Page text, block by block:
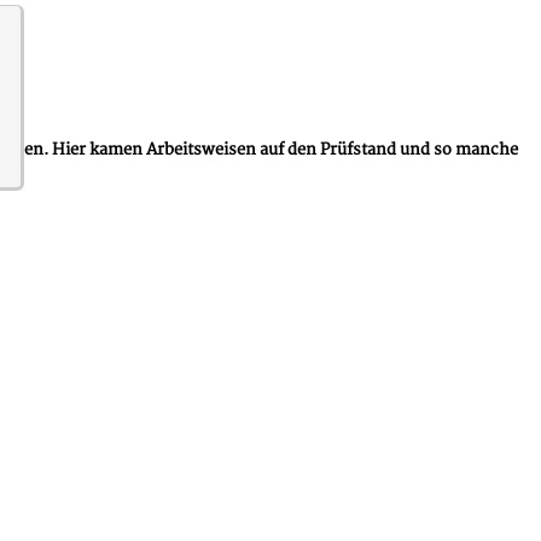
Hier kamen Arbeitsweisen auf den Prüfstand und so manche